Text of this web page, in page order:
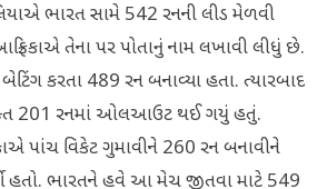
ભારત સામે 542 રનની લીડ મેળવી
તેના પર પોતાનું નામ લખાવી લીધું છે.
કરતા 489 રન બનાવ્યા હતા. ત્યારબાદ
201 રનમાં ઓલઆઉટ થઈ ગયું હતું.
પાંચ વિકેટ ગુમાવીને 260 રન બનાવીને
હતો. ભારતને હવે આ મેચ જીતવા માટે 549